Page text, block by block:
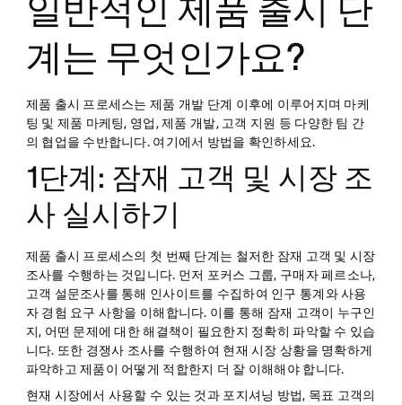
일반적인 제품 출시 단
계는 무엇인가요?
제품 출시 프로세스는 제품 개발 단계 이후에 이루어지며 마케
팅 및 제품 마케팅, 영업, 제품 개발, 고객 지원 등 다양한 팀 간
의 협업을 수반합니다. 여기에서 방법을 확인하세요.
1단계: 잠재 고객 및 시장 조
사 실시하기
제품 출시 프로세스의 첫 번째 단계는 철저한 잠재 고객 및 시장
조사를 수행하는 것입니다. 먼저 포커스 그룹, 구매자 페르소나,
고객 설문조사를 통해 인사이트를 수집하여 인구 통계와 사용
자 경험 요구 사항을 이해합니다. 이를 통해 잠재 고객이 누구인
지, 어떤 문제에 대한 해결책이 필요한지 정확히 파악할 수 있습
니다. 또한 경쟁사 조사를 수행하여 현재 시장 상황을 명확하게
파악하고 제품이 어떻게 적합한지 더 잘 이해해야 합니다.
현재 시장에서 사용할 수 있는 것과 포지셔닝 방법, 목표 고객의